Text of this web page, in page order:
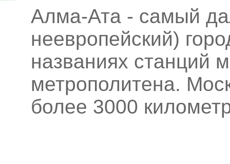
Алма-Ата - самый
неевропейский)
названиях станций
метрополитена.
более 3000